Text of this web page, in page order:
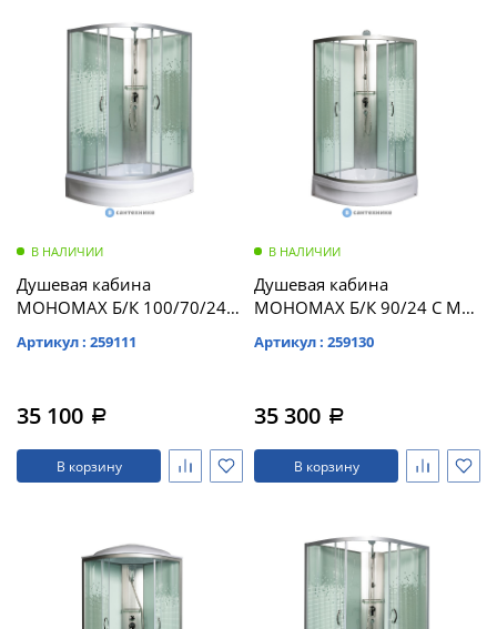
В НАЛИЧИИ
Душевая кабина
МОНОМАХ Б/К 100/70/24
1000*700*2060,
Артикул : 259111
35 100 a
В корзину
В НАЛИЧИИ
Душевая кабина
МОНОМАХ Б/К 90/24 С МЗ
полукруг (10000005771)
Артикул : 259130
35 300 a
В корзину